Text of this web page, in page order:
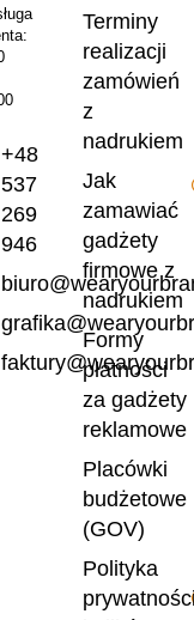
Terminy
realizacji
zamówień
z
nadrukiem
Jak
zamawiać
gadżety
firmowe z
nadrukiem
Formy
płatności
za gadżety
reklamowe
Placówki
budżetowe
(GOV)
Polityka
+48
537
269
946